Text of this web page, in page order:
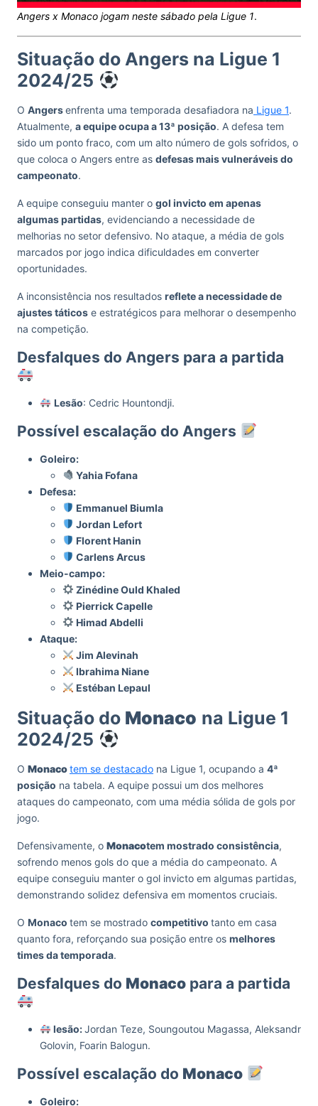
Angers x Monaco jogam neste sábado pela Ligue 1.
Situação do Angers na Ligue 1
2024/25
O Angersenfrenta uma temporada desafiadora na Ligue 1.
Atualmente, a equipe ocupa a 13ª posição. A defesa tem
sido um ponto fraco, com um alto número de gols sofridos, o
que coloca o Angers entre as defesas mais vulneráveis do
campeonato.
A equipe conseguiu manter o gol invicto em apenas
algumas partidas, evidenciando a necessidade de
melhorias no setor defensivo. No ataque, a média de gols
marcados por jogo indica dificuldades em converter
oportunidades.
A inconsistência nos resultados reflete a necessidade de
ajustes táticos e estratégicos para melhorar o desempenho
na competição.
Desfalques do Angers para a partida
Lesão: Cedric Hountondji.
Possível escalação do Angers
Goleiro:
Yahia Fofana
Defesa:
Emmanuel Biumla
Jordan Lefort
Florent Hanin
Carlens Arcus
Meio-campo:
Zinédine Ould Khaled
Pierrick Capelle
Himad Abdelli
Ataque:
Jim Alevinah
Ibrahima Niane
Estéban Lepaul
Situação do Monaco na Ligue 1
2024/25
O Monacotem se destacado na Ligue 1, ocupando a 4ª
posição na tabela. A equipe possui um dos melhores
ataques do campeonato, com uma média sólida de gols por
jogo.
Defensivamente, o Monacotem mostrado consistência,
sofrendo menos gols do que a média do campeonato. A
equipe conseguiu manter o gol invicto em algumas partidas,
demonstrando solidez defensiva em momentos cruciais.
O Monaco tem se mostrado competitivo tanto em casa
quanto fora, reforçando sua posição entre os melhores
times da temporada.
Desfalques do Monaco para a partida
lesão:Jordan Teze, Soungoutou Magassa, Aleksandr
Golovin, Foarin Balogun.
Possível escalação do Monaco
Goleiro: